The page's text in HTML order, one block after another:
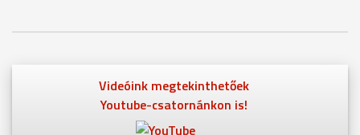
Videóink megtekinthetőek
Youtube-csatornánkon is!